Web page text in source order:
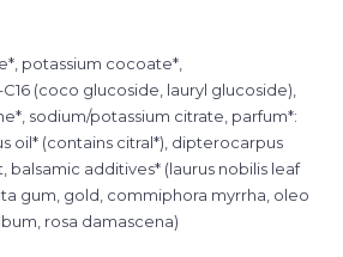
potassium cocoate*,
(coco glucoside, lauryl glucoside),
sodium/potassium citrate, parfum*:
oil* (contains citral*), dipterocarpus
balsamic additives* (laurus nobilis leaf
gum, gold, commiphora myrrha, oleo
rosa damascena)